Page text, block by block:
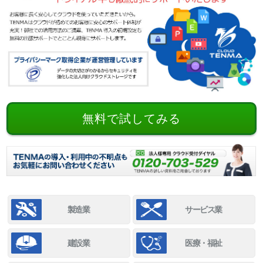
無料で試してみる
製造業 サービス業
建設業 医療・福祉